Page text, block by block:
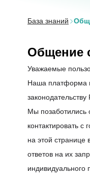
База знаний
Общение
Уважаемые
Наша платформа
Мы позаботились
контактировать
на этой странице
ответов на их
индивидуального